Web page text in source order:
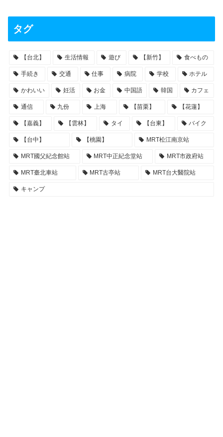
タグ
【台北】 生活情報 遊び 【新竹】 食べもの
手続き 交通 仕事 病院 学校 ホテル
かわいい 妊活 お金 中国語 韓国 カフェ
通信 九份 上海 【苗栗】 【花蓮】
【嘉義】 【雲林】 タイ 【台東】 バイク
【台中】 【桃園】 MRT松江南京站
MRT國父紀念館站 MRT中正紀念堂站 MRT市政府站
MRT臺北車站 MRT古亭站 MRT台大醫院站
キャンプ